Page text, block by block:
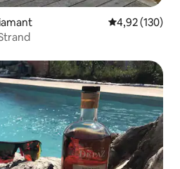
4,92 (130)